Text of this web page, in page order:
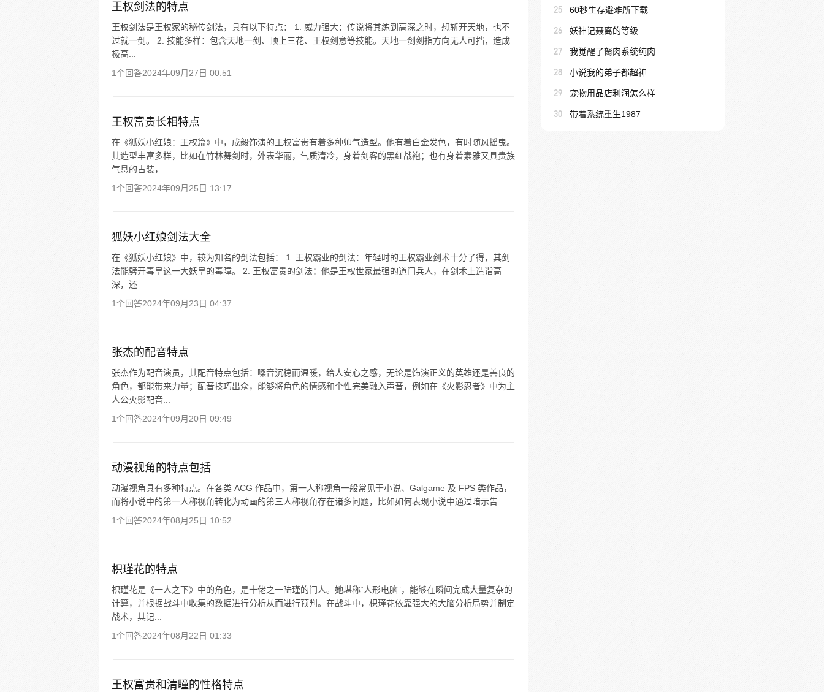
王权剑法的特点
王权剑法是王权家的秘传剑法，具有以下特点： 1. 威力强大：传说将其练到高深之时，想斩开天地，也不
过就一剑。 2. 技能多样：包含天地一剑、顶上三花、王权剑意等技能。天地一剑剑指方向无人可挡，造成
极高...
1个回答2024年09月27日 00:51
王权富贵长相特点
在《狐妖小红娘：王权篇》中，成毅饰演的王权富贵有着多种帅气造型。他有着白金发色，有时随风摇曳。
其造型丰富多样，比如在竹林舞剑时，外表华丽，气质清冷，身着剑客的黑红战袍；也有身着素雅又具贵族
气息的古装，...
1个回答2024年09月25日 13:17
狐妖小红娘剑法大全
在《狐妖小红娘》中，较为知名的剑法包括： 1. 王权霸业的剑法：年轻时的王权霸业剑术十分了得，其剑
法能劈开毒皇这一大妖皇的毒障。 2. 王权富贵的剑法：他是王权世家最强的道门兵人，在剑术上造诣高
深，还...
1个回答2024年09月23日 04:37
张杰的配音特点
张杰作为配音演员，其配音特点包括：嗓音沉稳而温暖，给人安心之感，无论是饰演正义的英雄还是善良的
角色，都能带来力量；配音技巧出众，能够将角色的情感和个性完美融入声音，例如在《火影忍者》中为主
人公火影配音...
1个回答2024年09月20日 09:49
动漫视角的特点包括
动漫视角具有多种特点。在各类 ACG 作品中，第一人称视角一般常见于小说、Galgame 及 FPS 类作品，
而将小说中的第一人称视角转化为动画的第三人称视角存在诸多问题，比如如何表现小说中通过暗示告...
1个回答2024年08月25日 10:52
枳瑾花的特点
枳瑾花是《一人之下》中的角色，是十佬之一陆瑾的门人。她堪称“人形电脑”，能够在瞬间完成大量复杂的
计算，并根据战斗中收集的数据进行分析从而进行预判。在战斗中，枳瑾花依靠强大的大脑分析局势并制定
战术，其记...
1个回答2024年08月22日 01:33
王权富贵和清瞳的性格特点
25 60秒生存避难所下载
26 妖神记聂离的等级
27 我觉醒了胬肉系统纯肉
28 小说我的弟子都超神
29 宠物用品店利润怎么样
30 带着系统重生1987